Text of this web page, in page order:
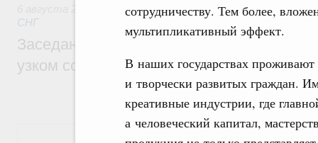
сотрудничеству. Тем более,
мультипликативный эффект.
В наших государствах
и творчески развитых граждан.
креативные индустрии, где
а человеческий капитал,
Евразийский экономический союз.
СНГ
Заседание Евразийского
узком составе